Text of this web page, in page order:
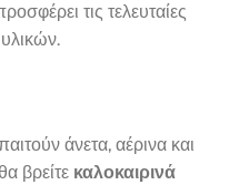
τις τελευταίες
υλικών.
άνετα, αέρινα και
βρείτε καλοκαιρινά